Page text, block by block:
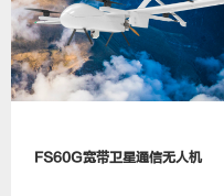
FS60G宽带卫星通信无人机